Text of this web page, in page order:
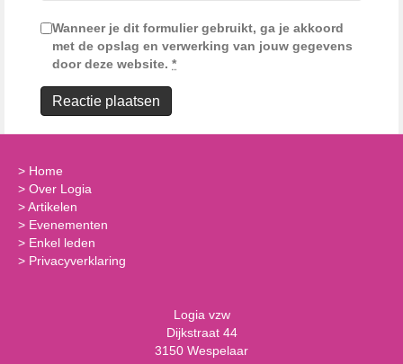
Wanneer je dit formulier gebruikt, ga je akkoord
met de opslag en verwerking van jouw gegevens
door deze website. *
> Home
> Over Logia
>Artikelen
> Evenementen
> Enkel leden
> Privacyverklaring
Logia vzw
Dijkstraat 44
3150 Wespelaar